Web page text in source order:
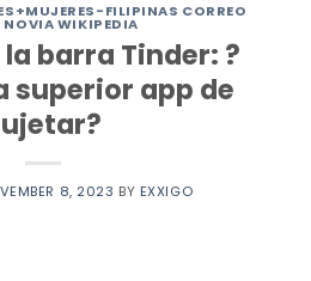
FILIPINAS CORREO
NOVIA WIKIPEDIA
barra Tinder: ?
superior app de
8, 2023 BY EXXIGO